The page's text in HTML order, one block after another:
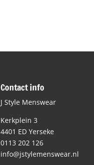
Contact info
J Style Menswear
Kerkplein 3
4401 ED Yerseke
0113 202 126
info@jstylemenswear.nl